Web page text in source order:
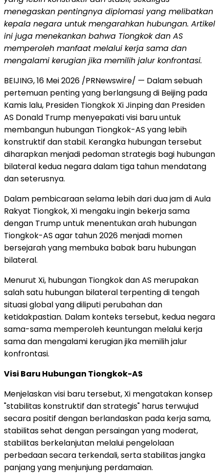
menegaskan pentingnya diplomasi yang melibatkan
kepala negara untuk mengarahkan hubungan. Artikel
ini juga menekankan bahwa Tiongkok dan AS
memperoleh manfaat melalui kerja sama dan
mengalami kerugian jika memilih jalur konfrontasi.
BEIJING, 16 Mei 2026 /PRNewswire/ — Dalam sebuah
pertemuan penting yang berlangsung di Beijing pada
Kamis lalu, Presiden Tiongkok Xi Jinping dan Presiden
AS Donald Trump menyepakati visi baru untuk
membangun hubungan Tiongkok-AS yang lebih
konstruktif dan stabil. Kerangka hubungan tersebut
diharapkan menjadi pedoman strategis bagi hubungan
bilateral kedua negara dalam tiga tahun mendatang
dan seterusnya.
Dalam pembicaraan selama lebih dari dua jam di Aula
Rakyat Tiongkok, Xi mengaku ingin bekerja sama
dengan Trump untuk menentukan arah hubungan
Tiongkok-AS agar tahun 2026 menjadi momen
bersejarah yang membuka babak baru hubungan
bilateral.
Menurut Xi, hubungan Tiongkok dan AS merupakan
salah satu hubungan bilateral terpenting di tengah
situasi global yang diliputi perubahan dan
ketidakpastian. Dalam konteks tersebut, kedua negara
sama-sama memperoleh keuntungan melalui kerja
sama dan mengalami kerugian jika memilih jalur
konfrontasi.
Visi Baru Hubungan Tiongkok-AS
Menjelaskan visi baru tersebut, Xi mengatakan konsep
"stabilitas konstruktif dan strategis" harus terwujud
secara positif dengan berlandaskan pada kerja sama,
stabilitas sehat dengan persaingan yang moderat,
stabilitas berkelanjutan melalui pengelolaan
perbedaan secara terkendali, serta stabilitas jangka
panjang yang menjunjung perdamaian.